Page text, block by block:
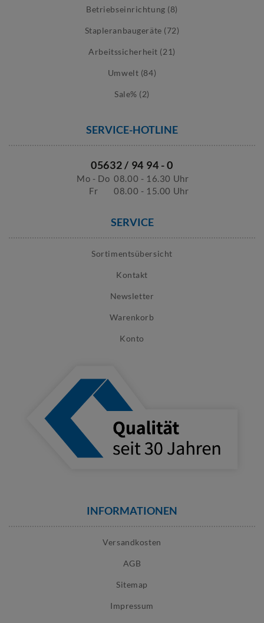
Betriebseinrichtung (8)
Stapleranbaugeräte (72)
Arbeitssicherheit (21)
Umwelt (84)
Sale% (2)
SERVICE-HOTLINE
05632 / 94 94 - 0
Mo - Do 08.00 - 16.30 Uhr
Fr
08.00 - 15.00 Uhr
SERVICE
Sortimentsübersicht
Kontakt
Newsletter
Warenkorb
Konto
INFORMATIONEN
Versandkosten
AGB
Sitemap
Impressum